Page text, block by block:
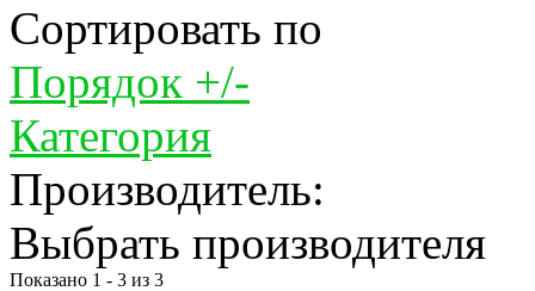
Сортировать по
Порядок +/-
Категория
Производитель:
Выбрать производителя
Показано 1 - 3 из 3